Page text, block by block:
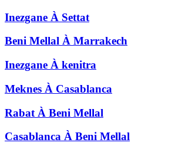
Inezgane À Settat
Beni Mellal À Marrakech
Inezgane À kenitra
Meknes À Casablanca
Rabat À Beni Mellal
Casablanca À Beni Mellal